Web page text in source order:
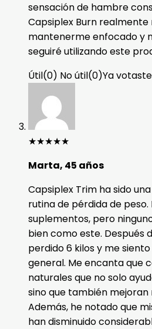
sensación de hambre
Capsiplex Burn realmente
mantenerme enfocado y
seguiré utilizando este
Útil(0) No útil(0)Ya
★★★★★
Marta, 45 años
Capsiplex Trim ha sido
rutina de pérdida de
suplementos, pero
bien como este. Después
perdido 6 kilos y me
general. Me encanta que
naturales que no solo
sino que también mejoran
Además, he notado que
han disminuido